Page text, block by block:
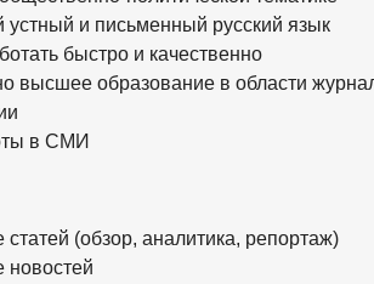
устный и письменный русский язык
быстро и качественно
высшее образование в области
в СМИ
статей (обзор, аналитика, репортаж)
новостей